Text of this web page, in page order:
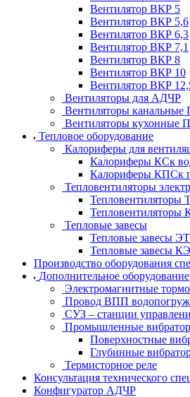
Вентилятор ВКР 5
Вентилятор ВКР 5,6
Вентилятор ВКР 6,3
Вентилятор ВКР 7,1
Вентилятор ВКР 8
Вентилятор ВКР 10
Вентилятор ВКР
Вентиляторы для АДЧР
Вентиляторы
Вентиляторы кухонные
Тепловое оборудование
Калориферы для
Калориферы КСк
Калориферы КПСк
Тепловентиляторы
Тепловентиляторы
Тепловые завесы
Тепловые завесы
Тепловые завесы
Производство оборудования
Дополнительное оборудование
Электромагнитные
Провод ВПП
СУЗ – станции
Промышленные
Поверхностные
Глубинные
Термисторное реле
Консультация технического
Конфигуратор АДЧР